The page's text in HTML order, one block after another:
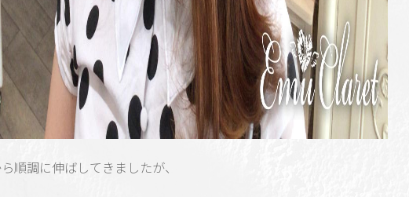
順調に伸ばしてきましたが、